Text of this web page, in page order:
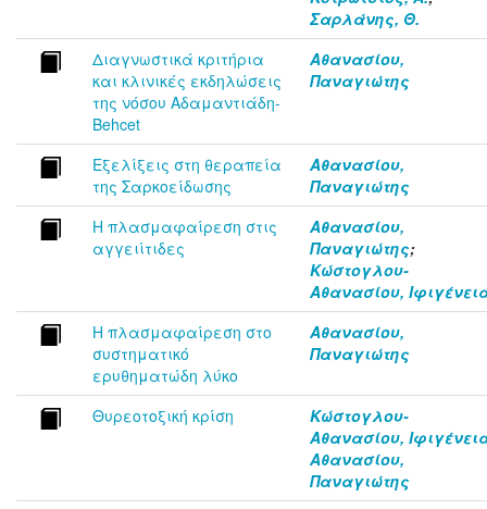
Σαρλάνης, Θ.
Διαγνωστικά κριτήρια
και κλινικές εκδηλώσεις
της νόσου Αδαμαντιάδη-
Behcet
Αθανασίου,
Παναγιώτης
Εξελίξεις στη θεραπεία
της Σαρκοείδωσης
Αθανασίου,
Παναγιώτης
Η πλασμαφαίρεση στις
αγγειίτιδες
Αθανασίου,
Παναγιώτης;
Κώστογλου-
Αθανασίου,
Η πλασμαφαίρεση στο
συστηματικό
ερυθηματώδη λύκο
Αθανασίου,
Παναγιώτης
Θυρεοτοξική κρίση
Κώστογλου-
Αθανασίου,
Αθανασίου,
Παναγιώτης